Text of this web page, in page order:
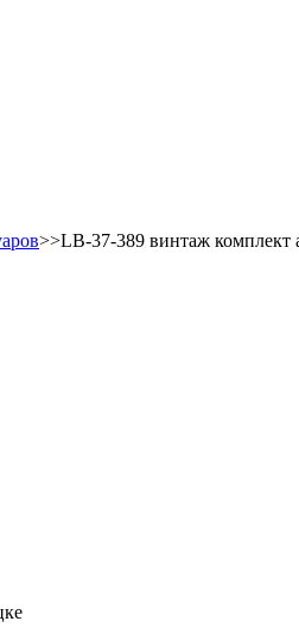
>>LB-37-389 винтаж комплект